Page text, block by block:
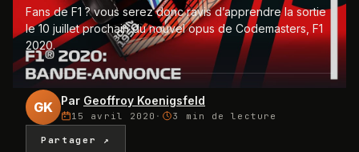
Fans de F1 ? vous serez donc ravis d’apprendre la sortie
le 10 juillet prochain du nouvel opus de Codemasters, F1
2020.
GK Par Geoffroy Koenigsfeld
15 avril 2020 · 3 min de lecture
Partager ↗